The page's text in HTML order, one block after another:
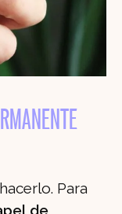
Para
de